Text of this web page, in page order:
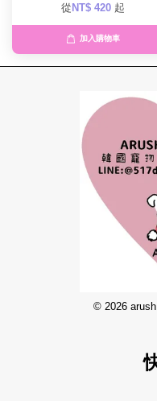
從 NT$ 420 起
加入購物車
© 2026